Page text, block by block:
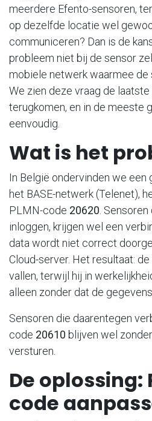
meerdere Efento-sensoren,
op dezelfde locatie wel
communiceren? Dan is de
probleem niet bij de sensor
mobiele netwerk waarmee de
We zien deze vraag de
terugkomen, en in de meeste
eenvoudig.
Wat is het
In België ondervinden we een
het BASE-netwerk (Telenet),
PLMN-code 20620.
inloggen, krijgen wel een
data wordt niet correct
Cloud-server. Het resultaat:
vallen, terwijl hij in
alleen zonder dat de
Sensoren die daarentegen
code 20610 blijven wel
versturen.
De oplossing:
code